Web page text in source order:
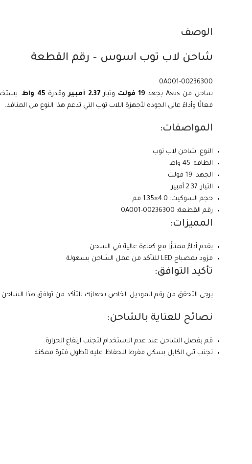
الوصف
شاحن لاب توب اسوس – رقم القطعة
0A001-00236300
شاحن من Asus بجهد
19 فولت وتيار 2.37 أمبير وقدرة 45 واط
فعالًا وأداءً عالي الجودة لأجهزة اللاب توب التي تدعم هذا النوع من المنافذ.
المواصفات:
النوع: شاحن لاب توب
الطاقة: 45 واط
الجهد: 19 فولت
التيار: 2.37 أمبير
حجم السوكيت: 4.0×1.35 مم
رقم القطعة: 0A001-00236300
المميزات:
يقدم أداءً ممتازًا مع كفاءة عالية في الشحن
مزود بمصباح LED للتأكد من عمل الشاحن بسهولة
تأكيد التوافق:
يرجى التحقق من رقم الموديل الخاص بجهازك للتأكد من توافق هذا الشاحن.
نصائح للعناية بالشاحن:
قم بفصل الشاحن عند عدم الاستخدام لتجنب ارتفاع الحرارة.
تجنب ثني الكابل بشكل مفرط للحفاظ عليه لأطول فترة ممكنة.